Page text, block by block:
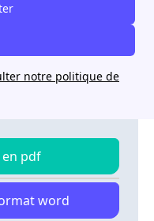
notre politique de
lieux
à la loi Alur et
pour vous
en pdf
word